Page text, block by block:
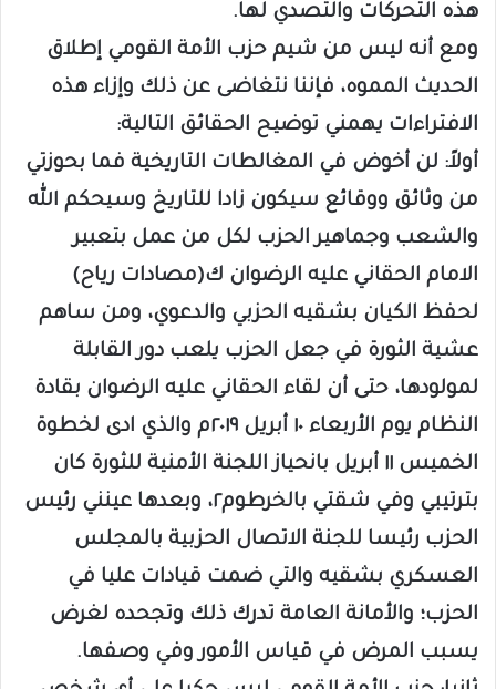
هذه التحركات والتصدي لها.
ومع أنه ليس من شيم حزب الأمة القومي إطلاق
الحديث المموه، فإننا نتغاضى عن ذلك وإزاء هذه
الافتراءات يهمني توضيح الحقائق التالية:
أولاً: لن أخوض في المغالطات التاريخية فما بحوزتي
من وثائق ووقائع سيكون زادا للتاريخ وسيحكم الله
والشعب وجماهير الحزب لكل من عمل بتعبير
الامام الحقاني عليه الرضوان ك(مصادات رياح)
لحفظ الكيان بشقيه الحزبي والدعوي، ومن ساهم
عشية الثورة في جعل الحزب يلعب دور القابلة
لمولودها، حتى أن لقاء الحقاني عليه الرضوان بقادة
النظام يوم الأربعاء ١٠ أبريل ٢٠١٩م والذي ادى لخطوة
الخميس ١١ أبريل بانحياز اللجنة الأمنية للثورة كان
بترتيبي وفي شقتي بالخرطوم٢، وبعدها عينني رئيس
الحزب رئيسا للجنة الاتصال الحزبية بالمجلس
العسكري بشقيه والتي ضمت قيادات عليا في
الحزب؛ والأمانة العامة تدرك ذلك وتجحده لغرض
يسبب المرض في قياس الأمور وفي وصفها.